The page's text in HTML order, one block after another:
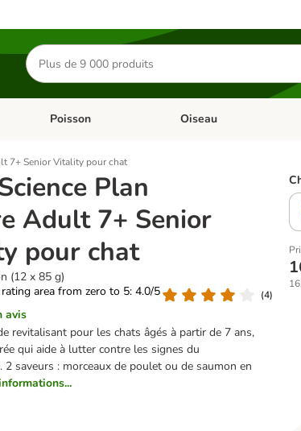
Rechercher
des
produits
Dérouler les catégories: Rongeur & Co
Poisson Dérouler les catégories:
Oiseau
7+ Senior Vitality pour chat
Plan
Adult 7+ Senior
pour chat
(12 x 85 g)
area from zero to 5: 4.0/5
(4)
avis
revitalisant pour les chats âgés à partir de 7 ans,
qui aide à lutter contre les signes du
2 saveurs : morceaux de poulet ou de saumon en